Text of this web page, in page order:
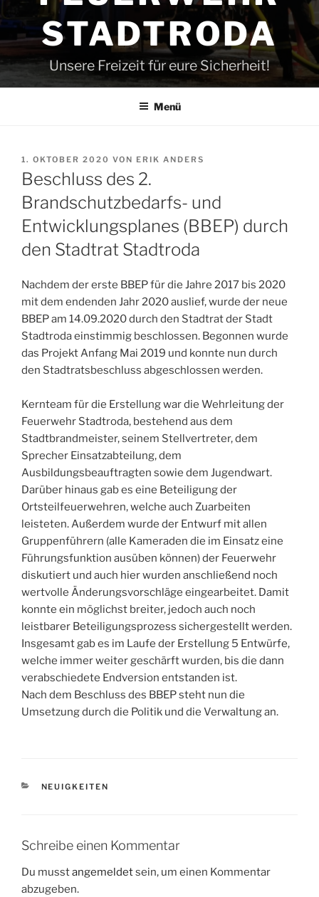
STADTRODA
Unsere Freizeit für eure Sicherheit!
Menü
VERÖFFENTLICHT
AM
1. OKTOBER 2020 VON ERIK ANDERS
Beschluss des 2.
Brandschutzbedarfs- und
Entwicklungsplanes (BBEP) durch
den Stadtrat Stadtroda
Nachdem der erste BBEP für die Jahre 2017 bis 2020
mit dem endenden Jahr 2020 auslief, wurde der neue
BBEP am 14.09.2020 durch den Stadtrat der Stadt
Stadtroda einstimmig beschlossen. Begonnen wurde
das Projekt Anfang Mai 2019 und konnte nun durch
den Stadtratsbeschluss abgeschlossen werden.
Kernteam für die Erstellung war die Wehrleitung der
Feuerwehr Stadtroda, bestehend aus dem
Stadtbrandmeister, seinem Stellvertreter, dem
Sprecher Einsatzabteilung, dem
Ausbildungsbeauftragten sowie dem Jugendwart.
Darüber hinaus gab es eine Beteiligung der
Ortsteilfeuerwehren, welche auch Zuarbeiten
leisteten. Außerdem wurde der Entwurf mit allen
Gruppenführern (alle Kameraden die im Einsatz eine
Führungsfunktion ausüben können) der Feuerwehr
diskutiert und auch hier wurden anschließend noch
wertvolle Änderungsvorschläge eingearbeitet. Damit
konnte ein möglichst breiter, jedoch auch noch
leistbarer Beteiligungsprozess sichergestellt werden.
Insgesamt gab es im Laufe der Erstellung 5 Entwürfe,
welche immer weiter geschärft wurden, bis die dann
verabschiedete Endversion entstanden ist.
Nach dem Beschluss des BBEP steht nun die
Umsetzung durch die Politik und die Verwaltung an.
KATEGORIEN
NEUIGKEITEN
Schreibe einen Kommentar
Du musstangemeldetsein, um einen Kommentar
abzugeben.